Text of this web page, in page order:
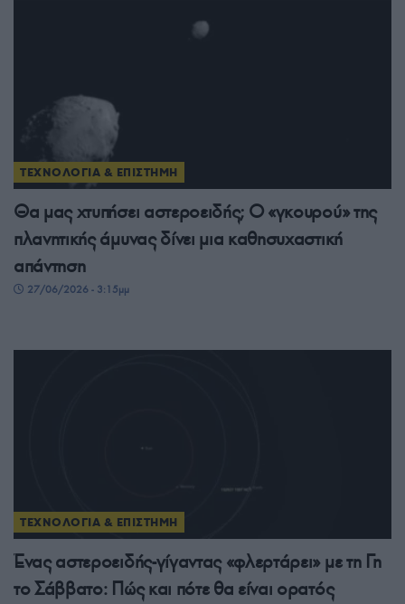
ΤΕΧΝΟΛΟΓΙΑ & ΕΠΙΣΤΗΜΗ
Θα μας χτυπήσει αστεροειδής; Ο «γκουρού» της
πλανητικής άμυνας δίνει μια καθησυχαστική
απάντηση
27/06/2026 - 3:15μμ
ΤΕΧΝΟΛΟΓΙΑ & ΕΠΙΣΤΗΜΗ
Ένας αστεροειδής-γίγαντας «φλερτάρει» με τη Γη
το Σάββατο: Πώς και πότε θα είναι ορατός